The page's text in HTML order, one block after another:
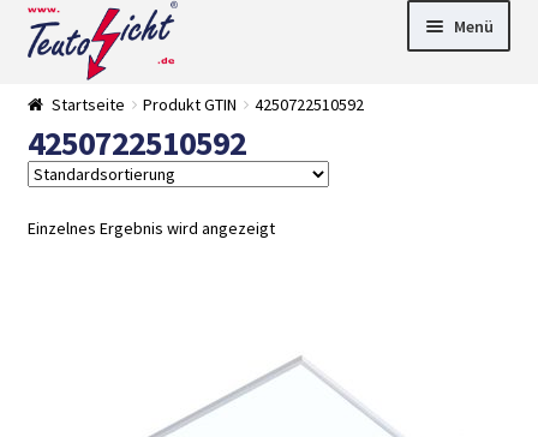
Zur
Navigation
springen
Springe
zum
Menü
Startseite Produkt GTIN 4250722510592
4250722510592
Einzelnes Ergebnis wird angezeigt